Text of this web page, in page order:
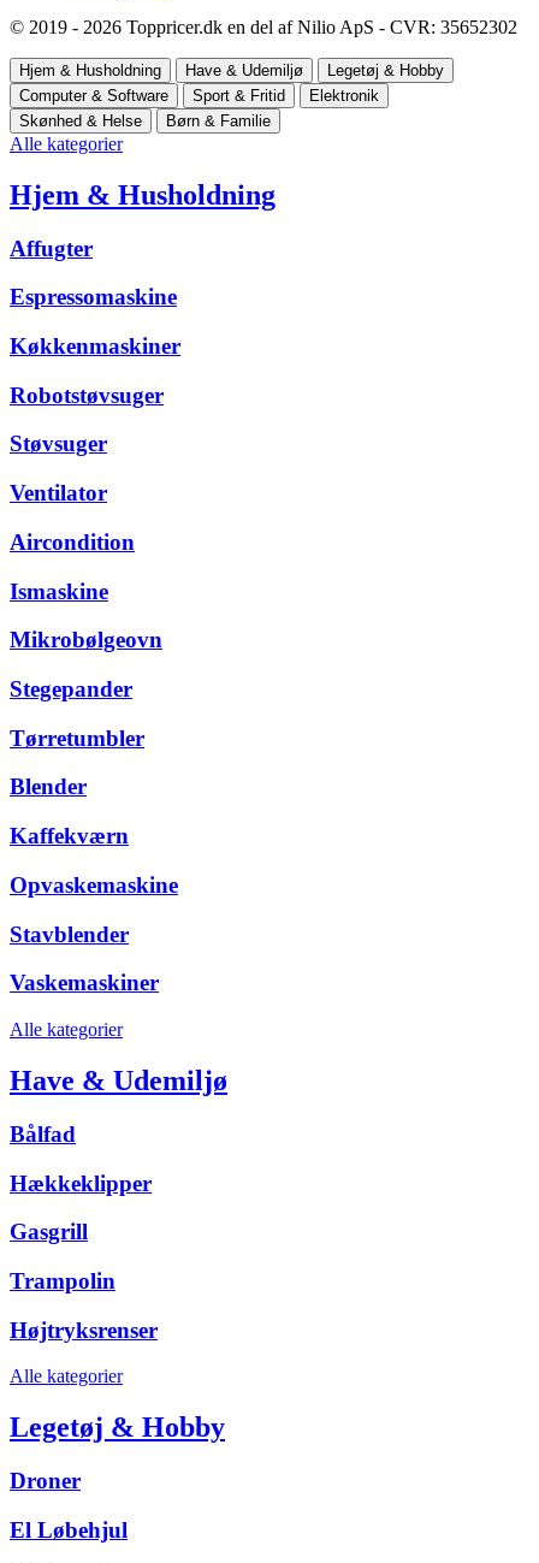
© 2019 - 2026 Toppricer.dk en del af Nilio ApS - CVR: 35652302
Hjem & Husholdning Have & Udemiljø
Legetøj & Hobby
Computer & Software
Sport & Fritid
Elektronik
Skønhed & Helse
Børn & Familie
Alle kategorier
Hjem & Husholdning
Affugter
Espressomaskine
Køkkenmaskiner
Robotstøvsuger
Støvsuger
Ventilator
Aircondition
Ismaskine
Mikrobølgeovn
Stegepander
Tørretumbler
Blender
Kaffekværn
Opvaskemaskine
Stavblender
Vaskemaskiner
Alle kategorier
Have & Udemiljø
Bålfad
Hækkeklipper
Gasgrill
Trampolin
Højtryksrenser
Alle kategorier
Legetøj & Hobby
Droner
El Løbehjul